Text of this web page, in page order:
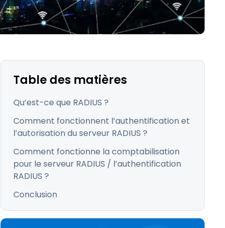
繁體中文
日本語
ภาษาไทย
Bahasa
Table des matières
Qu’est-ce que RADIUS ?
Comment fonctionnent l’authentification et
l’autorisation du serveur RADIUS ?
Comment fonctionne la comptabilisation
pour le serveur RADIUS / l’authentification
RADIUS ?
Conclusion